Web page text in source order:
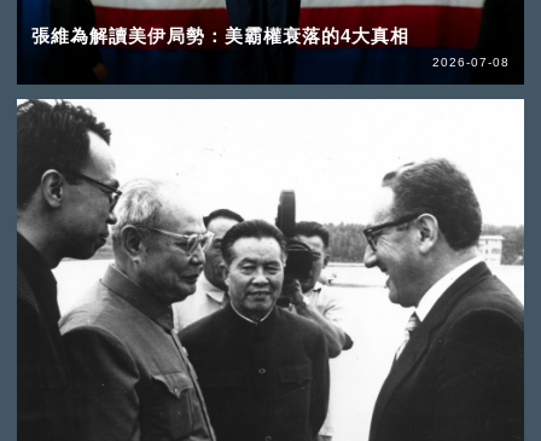
張維為解讀美伊局勢：美霸權衰落的4大真相
2026-07-08